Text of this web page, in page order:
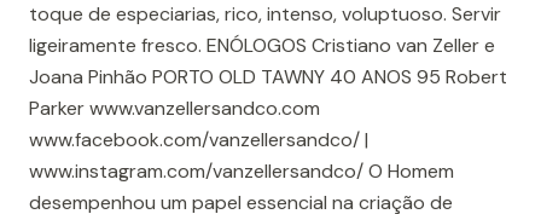
toque de especiarias, rico, intenso, voluptuoso. Servir
ligeiramente fresco. ENÓLOGOS Cristiano van Zeller e
Joana Pinhão PORTO OLD TAWNY 40 ANOS 95 Robert
Parker www.vanzellersandco.com
www.facebook.com/vanzellersandco/ |
www.instagram.com/vanzellersandco/ O Homem
desempenhou um papel essencial na criação de